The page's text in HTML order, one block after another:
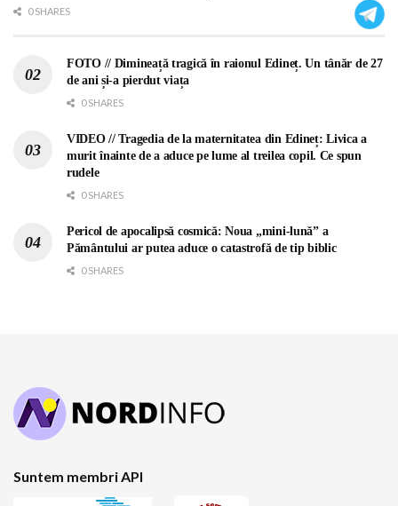
0 SHARES
FOTO // Dimineață tragică în raionul Edineț. Un tânăr de 27
de ani și-a pierdut viața
0 SHARES
VIDEO // Tragedia de la maternitatea din Edineț: Livica a
murit înainte de a aduce pe lume al treilea copil. Ce spun
rudele
0 SHARES
Pericol de apocalipsă cosmică: Noua „mini-lună” a
Pământului ar putea aduce o catastrofă de tip biblic
0 SHARES
Suntem membri API